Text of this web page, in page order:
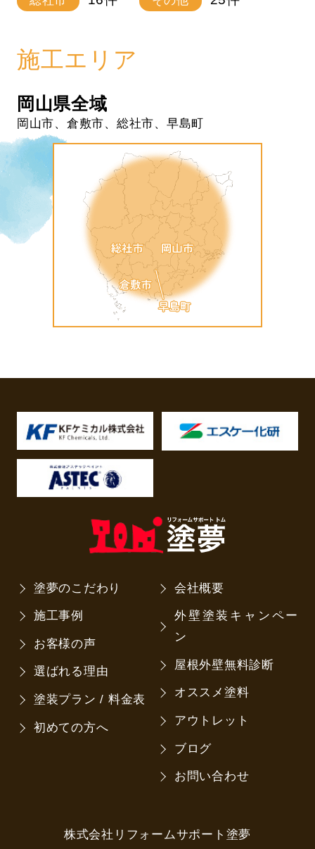
施工エリア
岡山県全域
岡山市、倉敷市、総社市、早島町
塗夢のこだわり
施工事例
お客様の声
選ばれる理由
塗装プラン / 料金表
初めての方へ
会社概要
外壁塗装キャンペー
ン
屋根外壁無料診断
オススメ塗料
アウトレット
ブログ
お問い合わせ
株式会社リフォームサポート塗夢